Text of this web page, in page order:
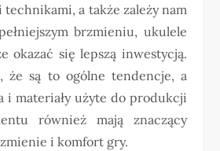
technikami, a także zależy nam
brzmieniu, ukulele
okazać się lepszą inwestycją.
że są to ogólne tendencje, a
i materiały użyte do produkcji
również mają znaczący
i komfort gry.